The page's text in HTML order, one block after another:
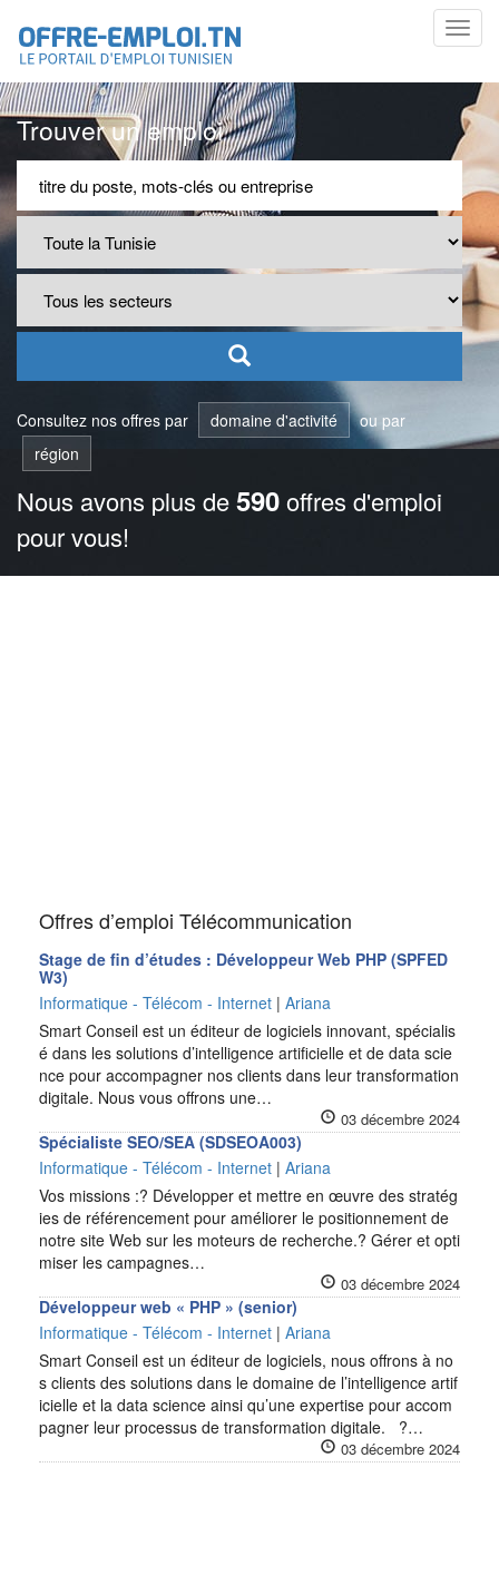
Trouver un emploi
Consultez nos offres par domaine d'activité
ou par
région
Nous avons plus de590offres d'emploi
pour vous!
Offres d’emploi Télécommunication
Stage de fin d’études : Développeur Web PHP (SPFED
W3)
Informatique - Télécom - Internet | Ariana
Smart Conseil est un éditeur de logiciels innovant, spécialis
é dans les solutions d’intelligence artificielle et de data scie
nce pour accompagner nos clients dans leur transformation
digitale. Nous vous offrons une…
03 décembre 2024
Spécialiste SEO/SEA (SDSEOA003)
Informatique - Télécom - Internet | Ariana
Vos missions :? Développer et mettre en œuvre des stratég
ies de référencement pour améliorer le positionnement de
notre site Web sur les moteurs de recherche.? Gérer et opti
miser les campagnes…
03 décembre 2024
Développeur web « PHP » (senior)
Informatique - Télécom - Internet | Ariana
Smart Conseil est un éditeur de logiciels, nous offrons à no
s clients des solutions dans le domaine de l’intelligence artif
icielle et la data science ainsi qu’une expertise pour accom
pagner leur processus de transformation digitale. ?…
03 décembre 2024